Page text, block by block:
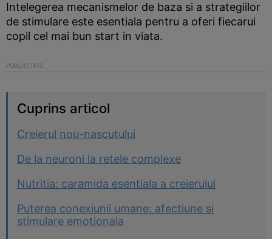
Intelegerea mecanismelor de baza si a strategiilor
de stimulare este esentiala pentru a oferi fiecarui
copil cel mai bun start in viata.
Cuprins articol
Creierul nou-nascutului
De la neuroni la retele complexe
Nutritia: caramida esentiala a creierului
Puterea conexiunii umane: afectiune si
stimulare emotionala